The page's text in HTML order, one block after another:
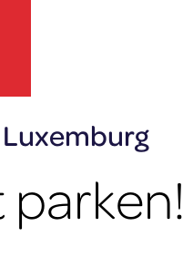
parken!